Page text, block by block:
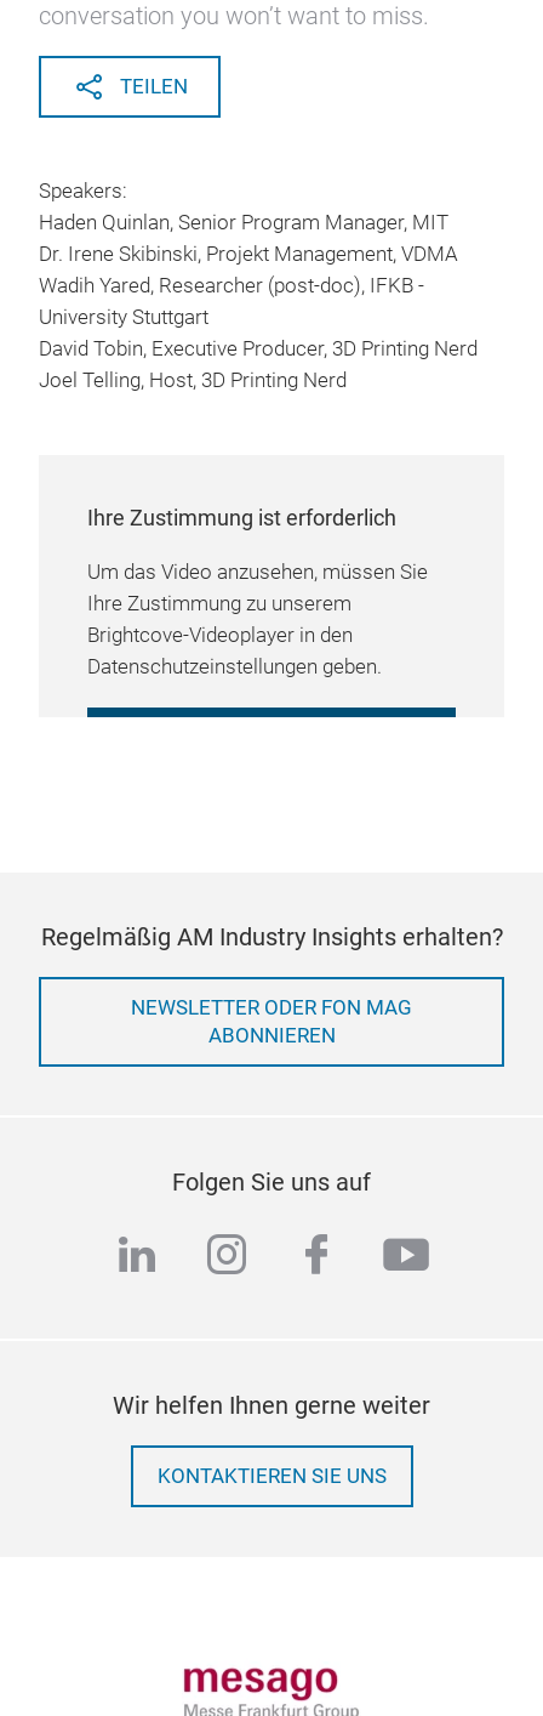
conversation you won’t want to miss.
TEILEN
Speakers:
Haden Quinlan, Senior Program Manager, MIT
Dr. Irene Skibinski, Projekt Management, VDMA
Wadih Yared, Researcher (post-doc), IFKB -
University Stuttgart
David Tobin, Executive Producer, 3D Printing Nerd
Joel Telling, Host, 3D Printing Nerd
Ihre Zustimmung ist erforderlich
Um das Video anzusehen, müssen Sie
Ihre Zustimmung zu unserem
Brightcove-Videoplayer in den
Datenschutzeinstellungen geben.
Regelmäßig AM Industry Insights erhalten?
NEWSLETTER ODER FON MAG
ABONNIEREN
Folgen Sie uns auf
linkedininstagram
facebook
Wir helfen Ihnen gerne weiter
KONTAKTIEREN SIE UNS